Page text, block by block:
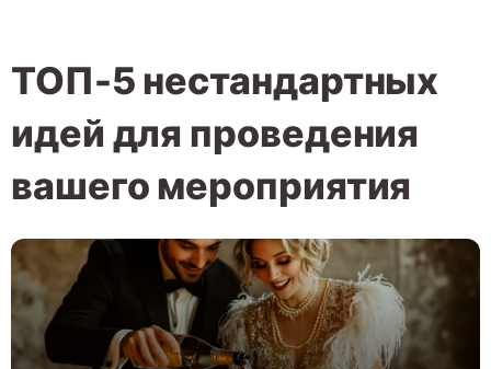
ТОП-5 нестандартных
идей для проведения
вашего мероприятия